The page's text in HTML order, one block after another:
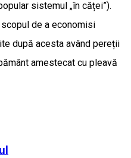
sistemul „în căței”).
de a economisi
după acesta având pereții
amestecat cu pleavă